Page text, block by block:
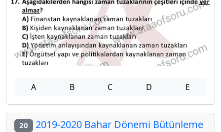
A B C D E
20 2019-2020 Bahar Dönemi Bütünleme